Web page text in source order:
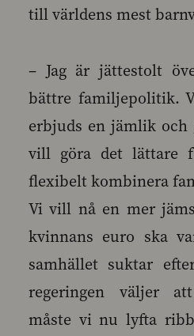
till världens mest
– Jag är jättestolt
bättre familjepolitik.
erbjuds en jämlik
vill göra det lättare
flexibelt kombinera
Vi vill nå en mer
kvinnans euro ska
samhället suktar
regeringen väljer
måste vi nu lyfta